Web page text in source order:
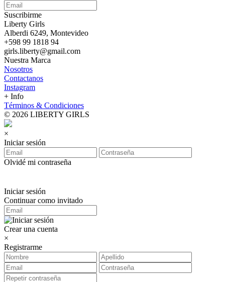
Suscribirme
Liberty Girls
Alberdi 6249, Montevideo
+598 99 1818 94
girls.liberty@gmail.com
Nuestra Marca
Nosotros
Contactanos
Instagram
+ Info
Términos & Condiciones
© 2026 LIBERTY GIRLS
×
Iniciar sesión
Olvidé mi contraseña
Iniciar sesión
Continuar como invitado
Crear una cuenta
×
Registrarme